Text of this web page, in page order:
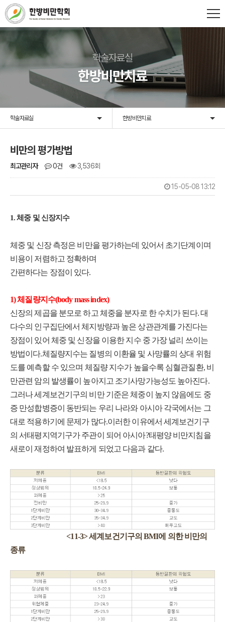
학술자료실
한방비만치료
학술자료실 한방비만치료
비만의 평가방법
최고관리자 0건 3,536회
15-05-08 13:12
1.체중 및 신장지수
체중 및 신장 측정은 비만을 평가하는데 있어서 초기단계이며
비용이 저렴하고 정확하며
간편하다는 장점이 있다.
1) 체질량지수(body mass index)
신장의 제곱을 분모로 하고 체중을 분자로 한 수치가 된다. 대
다수의 인구집단에서 체지방량과 높은 상관관계를 가진다는
장점이 있어 체중 및 신장을 이용한 지수 중 가장 널리 쓰이는
방법이다.체질량지수는 질병의 이환율 및 사망률의 상대 위험
도를 예측할 수 있으며 체질량 지수가 높을수록 심혈관질환, 비
만관련 암의 발생률이 높아지고 조기사망가능성도 높아진다.
그러나 세계보건기구의 비만 기준은 체중이 높지 않음에도 중
증 만성합병증이 동반되는 우리 나라와 아시아 각국에서는 그
대로 적용하기에 문제가 많다.이러한 이유에서 세계보건기구
의 서태평지역기구가 주관이 되어 아시아?태평양 비만지침을
새로이 재정하여 발표하게 되었고 다음과 같다.
<11-3> 세계보건기구의 BMI에 의한 비만의
종류